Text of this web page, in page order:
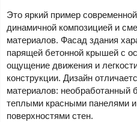
Это яркий пример
динамичной композицией и
материалов. Фасад здания
парящей бетонной крышей с
ощущение движения и
конструкции. Дизайн
материалов: необработанный
теплыми красными панелями
поверхностями стен.